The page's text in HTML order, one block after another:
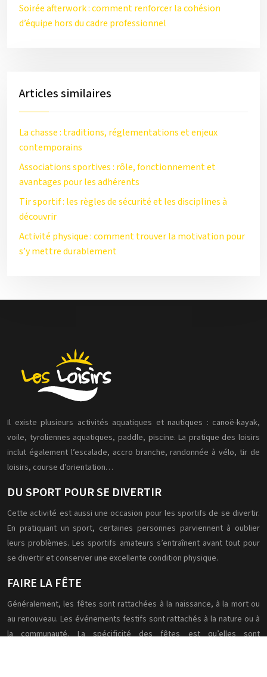
Soirée afterwork : comment renforcer la cohésion
d’équipe hors du cadre professionnel
Articles similaires
La chasse : traditions, réglementations et enjeux
contemporains
Associations sportives : rôle, fonctionnement et
avantages pour les adhérents
Tir sportif : les règles de sécurité et les disciplines à
découvrir
Activité physique : comment trouver la motivation pour
s’y mettre durablement
Il existe plusieurs activités aquatiques et nautiques : canoë-kayak,
voile, tyroliennes aquatiques, paddle, piscine. La pratique des loisirs
inclut également l’escalade, accro branche, randonnée à vélo, tir de
loisirs, course d’orientation…
DU SPORT POUR SE DIVERTIR
Cette activité est aussi une occasion pour les sportifs de se divertir.
En pratiquant un sport, certaines personnes parviennent à oublier
leurs problèmes. Les sportifs amateurs s’entraînent avant tout pour
se divertir et conserver une excellente condition physique.
FAIRE LA FÊTE
Généralement, les fêtes sont rattachées à la naissance, à la mort ou
au renouveau. Les événements festifs sont rattachés à la nature ou à
la communauté. La spécificité des fêtes est qu’elles sont